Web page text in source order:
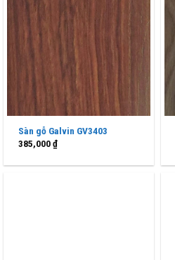
Sàn gỗ Galvin GV3403
385,000₫